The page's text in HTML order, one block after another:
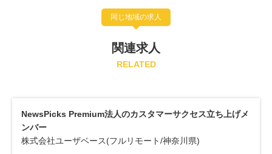
同じ地域の求人
関連求人
RELATED
B2B事業向け顧客戦略プラットフォーム「FORCAS」のカ
スタマーサクセス
株式会社ユーザベース(フルリモート/神奈川県)